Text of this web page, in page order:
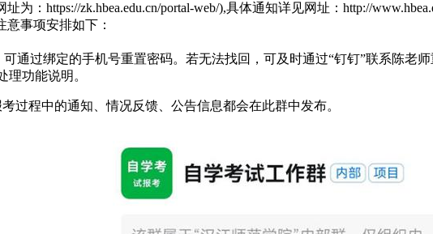
址为：https://zk.hbea.edu.cn/portal-web/),具体通知详见网址：http://
事项安排如下：
通过绑定的手机号重置密码。若无法找回，可及时通过“钉钉”联系陈老
功能说明。
过程中的通知、情况反馈、公告信息都会在此群中发布。